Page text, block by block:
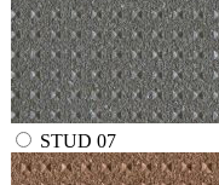
STUD 07